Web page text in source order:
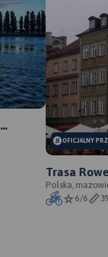
OFICJALNY
Trasa
Gdańsk -
Polska,
6/6